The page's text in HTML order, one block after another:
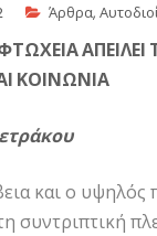
Άρθρα,
ΚΟΙΝΩΝΙΑ
και ο υψηλός
συντριπτική